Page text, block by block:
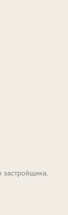
застройщика.